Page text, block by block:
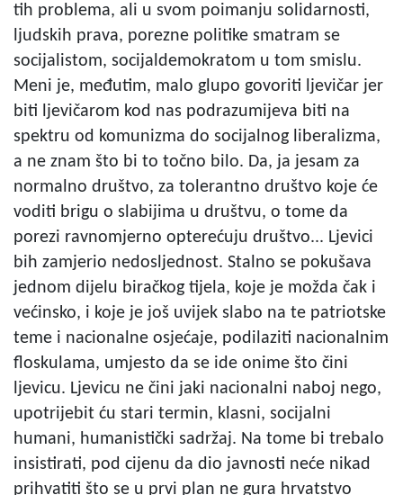
tih problema, ali u svom poimanju solidarnosti,
ljudskih prava, porezne politike smatram se
socijalistom, socijaldemokratom u tom smislu.
Meni je, međutim, malo glupo govoriti ljevičar jer
biti ljevičarom kod nas podrazumijeva biti na
spektru od komunizma do socijalnog liberalizma,
a ne znam što bi to točno bilo. Da, ja jesam za
normalno društvo, za tolerantno društvo koje će
voditi brigu o slabijima u društvu, o tome da
porezi ravnomjerno opterećuju društvo... Ljevici
bih zamjerio nedosljednost. Stalno se pokušava
jednom dijelu biračkog tijela, koje je možda čak i
većinsko, i koje je još uvijek slabo na te patriotske
teme i nacionalne osjećaje, podilaziti nacionalnim
floskulama, umjesto da se ide onime što čini
ljevicu. Ljevicu ne čini jaki nacionalni naboj nego,
upotrijebit ću stari termin, klasni, socijalni
humani, humanistički sadržaj. Na tome bi trebalo
insistirati, pod cijenu da dio javnosti neće nikad
prihvatiti što se u prvi plan ne gura hrvatstvo